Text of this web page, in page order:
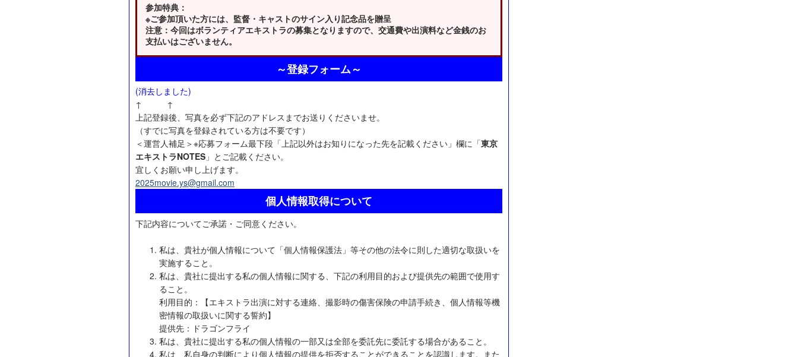
参加特典：
※ご参加頂いた方には、監督・キャストのサイン入り記念品を贈呈
注意：今回はボランティアエキストラの募集となりますので、交通費や出演料など金銭のお
支払いはございません。
～登録フォーム～
(消去しました)
↑ ↑
上記登録後、写真を必ず下記のアドレスまでお送りくださいませ。
（すでに写真を登録されている方は不要です）
＜運営人補足＞※応募フォーム最下段「上記以外はお知りになった先を記載ください」欄に「東京
エキストラNOTES 」とご記載ください。
宜しくお願い申し上げます。
2025movie.ys@gmail.com
個人情報取得について
下記内容についてご承諾・ご同意ください。
私は、貴社が個人情報について「個人情報保護法」等その他の法令に則した適切な取扱いを
実施すること。
私は、貴社に提出する私の個人情報に関する、下記の利用目的および提供先の範囲で使用す
ること。
利用目的：【エキストラ出演に対する連絡、撮影時の傷害保険の申請手続き、個人情報等機
密情報の取扱いに関する誓約】
提供先：ドラゴンフライ
私は、貴社に提出する私の個人情報の一部又は全部を委託先に委託する場合があること。
私は、私自身の判断により個人情報の提供を拒否することができることを認識します。また